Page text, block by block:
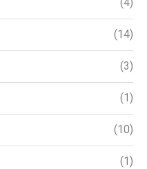
(14)
(3)
(1)
(10)
(1)